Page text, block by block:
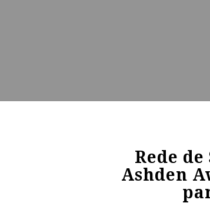
Rede
Ashden